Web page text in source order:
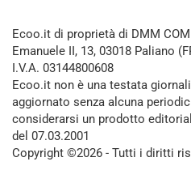
Ecoo.it di proprietà di DMM
Emanuele II, 13, 03018 Paliano
I.V.A. 03144800608
Ecoo.it non è una testata
aggiornato senza alcuna
considerarsi un prodotto
del 07.03.2001
Copyright ©2026 - Tutti i diritti